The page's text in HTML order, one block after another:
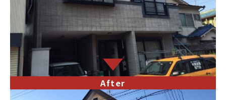
After